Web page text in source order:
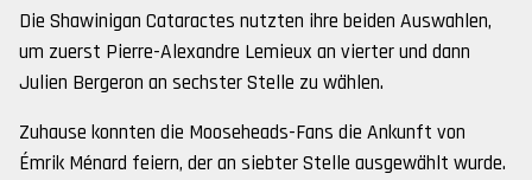
Die Shawinigan Cataractes nutzten ihre beiden Auswahlen,
um zuerst Pierre-Alexandre Lemieux an vierter und dann
Julien Bergeron an sechster Stelle zu wählen.
Zuhause konnten die Mooseheads-Fans die Ankunft von
Émrik Ménard feiern, der an siebter Stelle ausgewählt wurde.